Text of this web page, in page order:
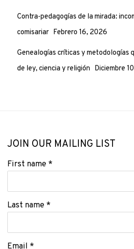
Contra-pedagogías de la mirada:
comisariar Febrero 16, 2026
Genealogías críticas y metodologías
de ley, ciencia y religión Diciembre
JOIN OUR MAILING LIST
First name *
Last name *
Email *